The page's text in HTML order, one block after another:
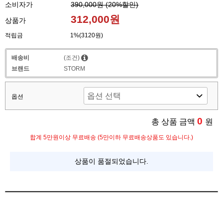
소비자가 390,000원 (20%할인)
상품가
312,000원
적립금 1%(3120원)
배송비
(조건)
브랜드
STORM
옵션
총 상품 금액 0 원
합계 5만원이상 무료배송 (5만이하 무료배송상품도 있습니다.)
상품이 품절되었습니다.